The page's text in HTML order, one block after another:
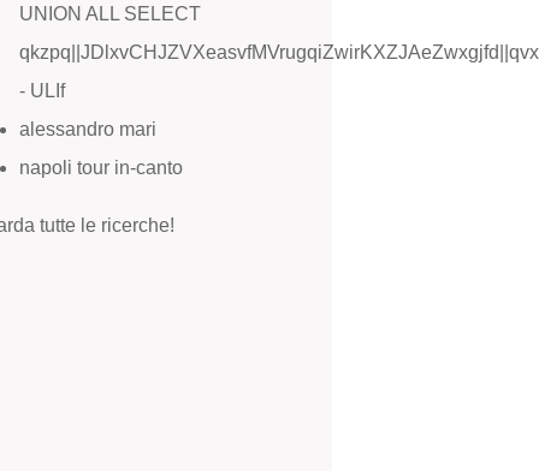
UNION ALL SELECT
- ULIf
alessandro mari
napoli tour in-canto
tutte le ricerche!